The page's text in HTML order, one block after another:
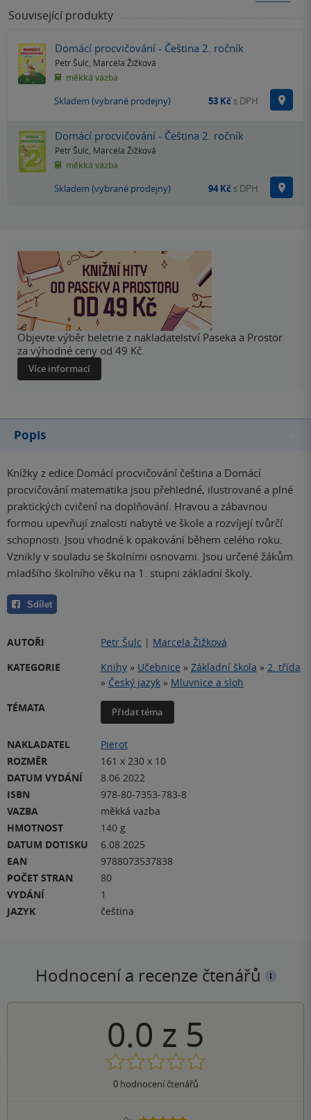
Související produkty
Domácí procvičování - Čeština 2. ročník
Petr Šulc, Marcela Žižková
měkká vazba
Skladem (vybrané prodejny) 53 Kč s DPH
Domácí procvičování - Čeština 2. ročník
Petr Šulc, Marcela Žižková
měkká vazba
Skladem (vybrané prodejny) 94 Kč s DPH
Objevte výběr beletrie z nakladatelství Paseka a Prostor
za výhodné ceny od 49 Kč.
Více informací
Popis
Knížky z edice Domácí procvičování čeština a Domácí
procvičování matematika jsou přehledné, ilustrované a plné
praktických cvičení na doplňování. Hravou a zábavnou
formou upevňují znalosti nabyté ve škole a rozvíjejí tvůrčí
schopnosti. Jsou vhodné k opakování během celého roku.
Vznikly v souladu se školními osnovami. Jsou určené žákům
mladšího školního věku na 1. stupni základní školy.
Sdílet
AUTOŘI Petr Šulc | Marcela Žižková
KATEGORIE
Knihy » Učebnice » Základní škola » 2. třída
» Český jazyk » Mluvnice a sloh
TÉMATA
Přidat téma
NAKLADATEL
Pierot
ROZMĚR
161 x 230 x 10
DATUM VYDÁNÍ
8.06.2022
ISBN
978-80-7353-783-8
VAZBA
měkká vazba
HMOTNOST
140 g
DATUM DOTISKU
6.08.2025
EAN
9788073537838
POČET STRAN
80
VYDÁNÍ
1
JAZYK
čeština
Hodnocení a recenze čtenářů
0.0 z 5
0hodnocení čtenářů